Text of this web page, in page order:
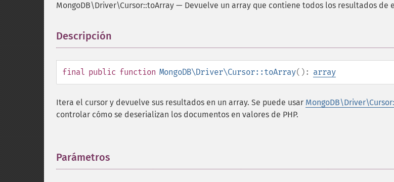
MongoDB\Driver\Cursor::toArray — Devuelve un array que contiene todos los resultados de
Descripción
final public function MongoDB\Driver\Cursor::toArray(): array
Itera el cursor y devuelve sus resultados en un array. Se puede usar
controlar cómo se deserializan los documentos en valores de PHP.
Parámetros